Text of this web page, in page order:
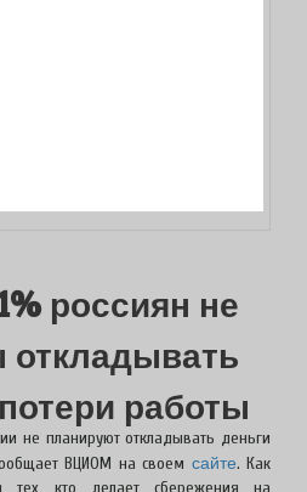
россиян не
работы
не планируют откладывать деньги
ВЦИОМ на своем сайте. Как
тех, кто делает сбережения на